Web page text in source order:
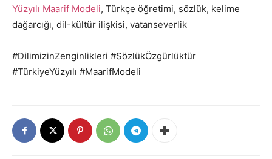
Yüzyılı Maarif Modeli, Türkçe öğretimi, sözlük, kelime
dağarcığı, dil-kültür ilişkisi, vatanseverlik
#DilimizinZenginlikleri #SözlükÖzgürlüktür
#TürkiyeYüzyılı #MaarifModeli